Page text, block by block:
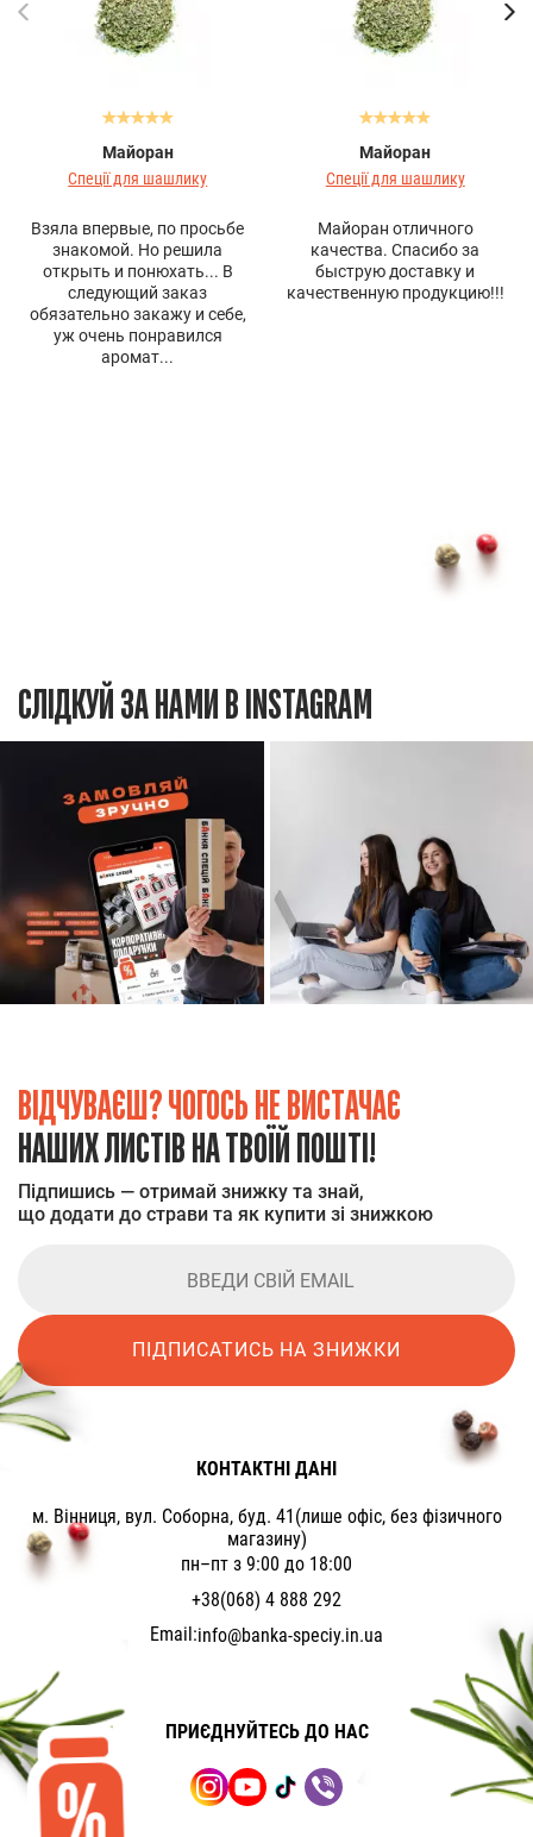
Майоран
Спеції для шашлику
Взяла впервые, по просьбе
знакомой. Но решила
открыть и понюхать... В
следующий заказ
обязательно закажу и себе,
уж очень понравился
аромат...
Майоран
Спеції для шашлику
Майоран отличного
качества. Спасибо за
быструю доставку и
качественную продукцию!!!
СЛІДКУЙ ЗА НАМИ В INSTAGRAM
ВІДЧУВАЄШ? ЧОГОСЬ НЕ ВИСТАЧАЄ
НАШИХ ЛИСТІВ НА ТВОЇЙ ПОШТІ!
Підпишись — отримай знижку та знай,
що додати до страви та як купити зі знижкою
ПІДПИСАТИСЬ НА ЗНИЖКИ
КОНТАКТНІ ДАНІ
м. Вінниця, вул. Соборна, буд. 41(лише офіс, без фізичного
магазину)
пн–пт з 9:00 до 18:00
+38(068) 4 888 292
Email:info@banka-speciy.in.ua
ПРИЄДНУЙТЕСЬ ДО НАС